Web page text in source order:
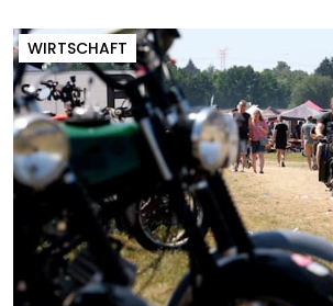
WIRTSCHAFT